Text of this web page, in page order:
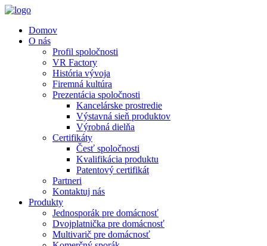
Domov
O nás
Profil spoločnosti
VR Factory
História vývoja
Firemná kultúra
Prezentácia spoločnosti
Kancelárske prostredie
Výstavná sieň produktov
Výrobná dielňa
Certifikáty
Česť spoločnosti
Kvalifikácia produktu
Patentový certifikát
Partneri
Kontaktuj nás
Produkty
Jednosporák pre domácnosť
Dvojplatnička pre domácnosť
Multivarič pre domácnosť